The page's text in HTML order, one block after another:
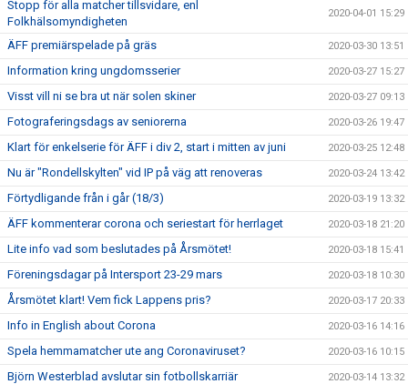
Stopp för alla matcher tillsvidare, enl
Folkhälsomyndigheten
2020-04-01 15:29
ÄFF premiärspelade på gräs 2020-03-30 13:51
Information kring ungdomsserier 2020-03-27 15:27
Visst vill ni se bra ut när solen skiner 2020-03-27 09:13
Fotograferingsdags av seniorerna 2020-03-26 19:47
Klart för enkelserie för ÄFF i div 2, start i mitten av juni 2020-03-25 12:48
Nu är "Rondellskylten" vid IP på väg att renoveras 2020-03-24 13:42
Förtydligande från i går (18/3) 2020-03-19 13:32
ÄFF kommenterar corona och seriestart för herrlaget 2020-03-18 21:20
Lite info vad som beslutades på Årsmötet! 2020-03-18 15:41
Föreningsdagar på Intersport 23-29 mars 2020-03-18 10:30
Årsmötet klart! Vem fick Lappens pris? 2020-03-17 20:33
Info in English about Corona 2020-03-16 14:16
Spela hemmamatcher ute ang Coronaviruset? 2020-03-16 10:15
Björn Westerblad avslutar sin fotbollskarriär 2020-03-14 13:32